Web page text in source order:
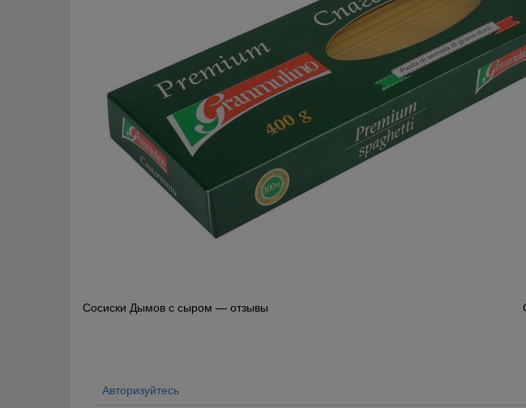
Навигация
Сосиски Дымов с сыром — отзывы
Авторизуйтесь